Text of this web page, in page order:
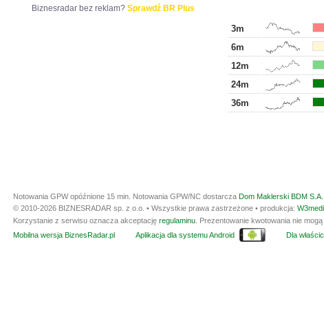
3m
6m
12m
24m
36m
Biznesradar bez reklam? Sprawdź BR Plus
Notowania GPW opóźnione 15 min. Notowania GPW/NC dostarcza Dom Maklerski BDM S.A.
© 2010-2026 BIZNESRADAR sp. z o.o. • Wszystkie prawa zastrzeżone • produkcja:
Korzystanie z serwisu oznacza akceptację regulaminu . Prezentowanie kwotowania nie
Mobilna wersja BiznesRadar.pl
Aplikacja dla systemu Android Dla